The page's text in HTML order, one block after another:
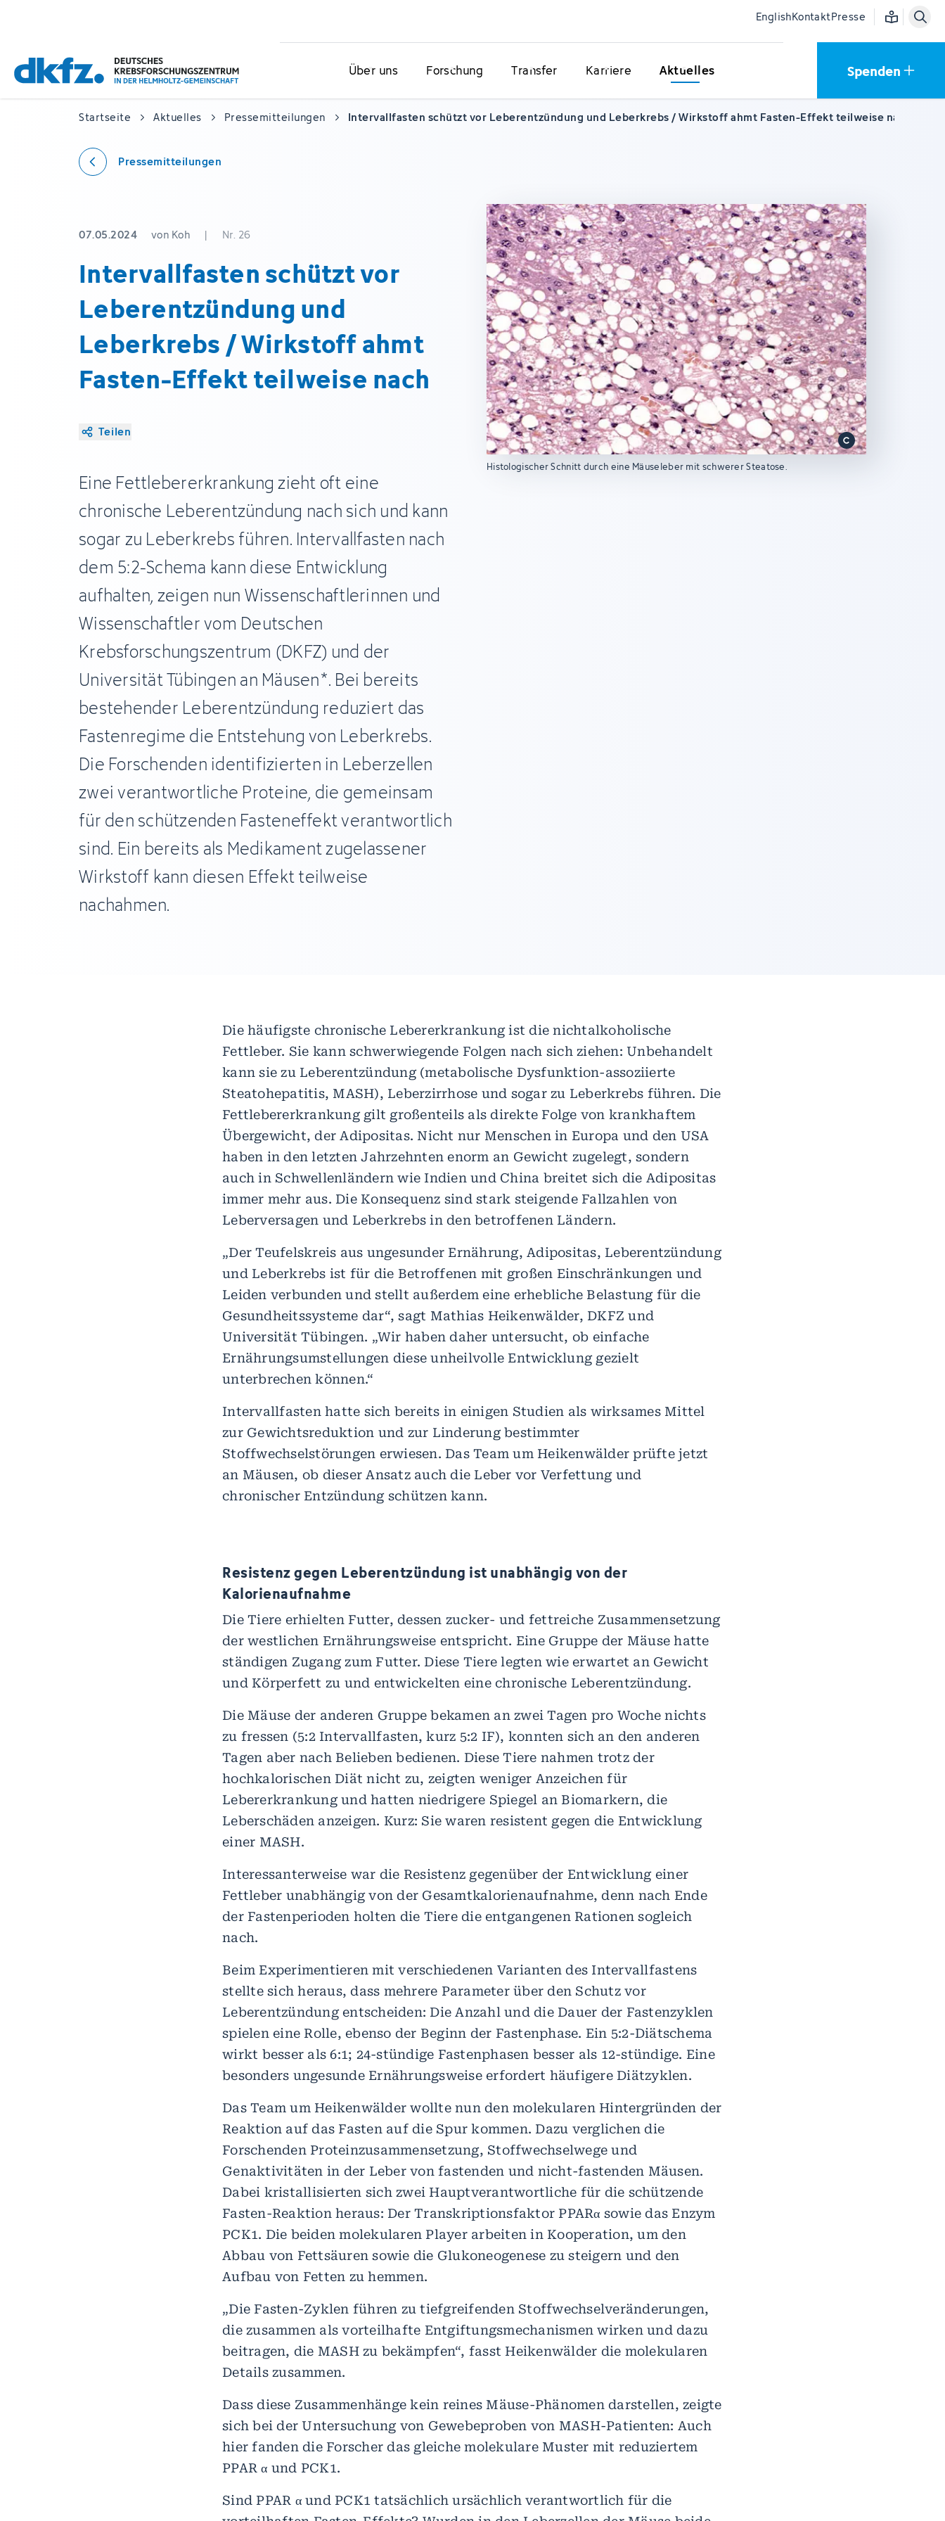
EnglishKontaktPresse Einfache
Über uns Forschung Transfer Karriere Aktuelles Spenden
Startseite Aktuelles Pressemitteilungen Intervallfasten schützt vor Leberentzündung und Leberkrebs / Wirkstoff ahmt Fasten-Effekt teilweise nach
Pressemitteilungen
07.05.2024 von Koh | Nr. 26
Intervallfasten schützt vor
Leberentzündung und
Leberkrebs / Wirkstoff ahmt
Fasten-Effekt teilweise nach
Teilen
Eine Fettlebererkrankung zieht oft eine
chronische Leberentzündung nach sich und kann
sogar zu Leberkrebs führen. Intervallfasten nach
dem 5:2-Schema kann diese Entwicklung
aufhalten, zeigen nun Wissenschaftlerinnen und
Wissenschaftler vom Deutschen
Krebsforschungszentrum (DKFZ) und der
Universität Tübingen an Mäusen*. Bei bereits
bestehender Leberentzündung reduziert das
Fastenregime die Entstehung von Leberkrebs.
Die Forschenden identifizierten in Leberzellen
zwei verantwortliche Proteine, die gemeinsam
für den schützenden Fasteneffekt verantwortlich
sind. Ein bereits als Medikament zugelassener
Wirkstoff kann diesen Effekt teilweise
nachahmen.
Histologischer Schnitt durch eine Mäuseleber mit schwerer Steatose.
Die häufigste chronische Lebererkrankung ist die nichtalkoholische
Fettleber. Sie kann schwerwiegende Folgen nach sich ziehen: Unbehandelt
kann sie zu Leberentzündung (metabolische Dysfunktion-assoziierte
Steatohepatitis, MASH), Leberzirrhose und sogar zu Leberkrebs führen. Die
Fettlebererkrankung gilt großenteils als direkte Folge von krankhaftem
Übergewicht, der Adipositas. Nicht nur Menschen in Europa und den USA
haben in den letzten Jahrzehnten enorm an Gewicht zugelegt, sondern
auch in Schwellenländern wie Indien und China breitet sich die Adipositas
immer mehr aus. Die Konsequenz sind stark steigende Fallzahlen von
Leberversagen und Leberkrebs in den betroffenen Ländern.
„Der Teufelskreis aus ungesunder Ernährung, Adipositas, Leberentzündung
und Leberkrebs ist für die Betroffenen mit großen Einschränkungen und
Leiden verbunden und stellt außerdem eine erhebliche Belastung für die
Gesundheitssysteme dar“, sagt Mathias Heikenwälder, DKFZ und
Universität Tübingen. „Wir haben daher untersucht, ob einfache
Ernährungsumstellungen diese unheilvolle Entwicklung gezielt
unterbrechen können.“
Intervallfasten hatte sich bereits in einigen Studien als wirksames Mittel
zur Gewichtsreduktion und zur Linderung bestimmter
Stoffwechselstörungen erwiesen. Das Team um Heikenwälder prüfte jetzt
an Mäusen, ob dieser Ansatz auch die Leber vor Verfettung und
chronischer Entzündung schützen kann.
Resistenz gegen Leberentzündung ist unabhängig von der
Kalorienaufnahme
Die Tiere erhielten Futter, dessen zucker- und fettreiche Zusammensetzung
der westlichen Ernährungsweise entspricht. Eine Gruppe der Mäuse hatte
ständigen Zugang zum Futter. Diese Tiere legten wie erwartet an Gewicht
und Körperfett zu und entwickelten eine chronische Leberentzündung.
Die Mäuse der anderen Gruppe bekamen an zwei Tagen pro Woche nichts
zu fressen (5:2 Intervallfasten, kurz 5:2 IF), konnten sich an den anderen
Tagen aber nach Belieben bedienen. Diese Tiere nahmen trotz der
hochkalorischen Diät nicht zu, zeigten weniger Anzeichen für
Lebererkrankung und hatten niedrigere Spiegel an Biomarkern, die
Leberschäden anzeigen. Kurz: Sie waren resistent gegen die Entwicklung
einer MASH.
Interessanterweise war die Resistenz gegenüber der Entwicklung einer
Fettleber unabhängig von der Gesamtkalorienaufnahme, denn nach Ende
der Fastenperioden holten die Tiere die entgangenen Rationen sogleich
nach.
Beim Experimentieren mit verschiedenen Varianten des Intervallfastens
stellte sich heraus, dass mehrere Parameter über den Schutz vor
Leberentzündung entscheiden: Die Anzahl und die Dauer der Fastenzyklen
spielen eine Rolle, ebenso der Beginn der Fastenphase. Ein 5:2-Diätschema
wirkt besser als 6:1; 24-stündige Fastenphasen besser als 12-stündige. Eine
besonders ungesunde Ernährungsweise erfordert häufigere Diätzyklen.
Das Team um Heikenwälder wollte nun den molekularen Hintergründen der
Reaktion auf das Fasten auf die Spur kommen. Dazu verglichen die
Forschenden Proteinzusammensetzung, Stoffwechselwege und
Genaktivitäten in der Leber von fastenden und nicht-fastenden Mäusen.
Dabei kristallisierten sich zwei Hauptverantwortliche für die schützende
Fasten-Reaktion heraus: Der Transkriptionsfaktor PPARα sowie das Enzym
PCK1. Die beiden molekularen Player arbeiten in Kooperation, um den
Abbau von Fettsäuren sowie die Glukoneogenese zu steigern und den
Aufbau von Fetten zu hemmen.
„Die Fasten-Zyklen führen zu tiefgreifenden Stoffwechselveränderungen,
die zusammen als vorteilhafte Entgiftungsmechanismen wirken und dazu
beitragen, die MASH zu bekämpfen“, fasst Heikenwälder die molekularen
Details zusammen.
Dass diese Zusammenhänge kein reines Mäuse-Phänomen darstellen, zeigte
sich bei der Untersuchung von Gewebeproben von MASH-Patienten: Auch
hier fanden die Forscher das gleiche molekulare Muster mit reduziertem
PPAR α und PCK1.
Sind PPAR α und PCK1 tatsächlich ursächlich verantwortlich für die